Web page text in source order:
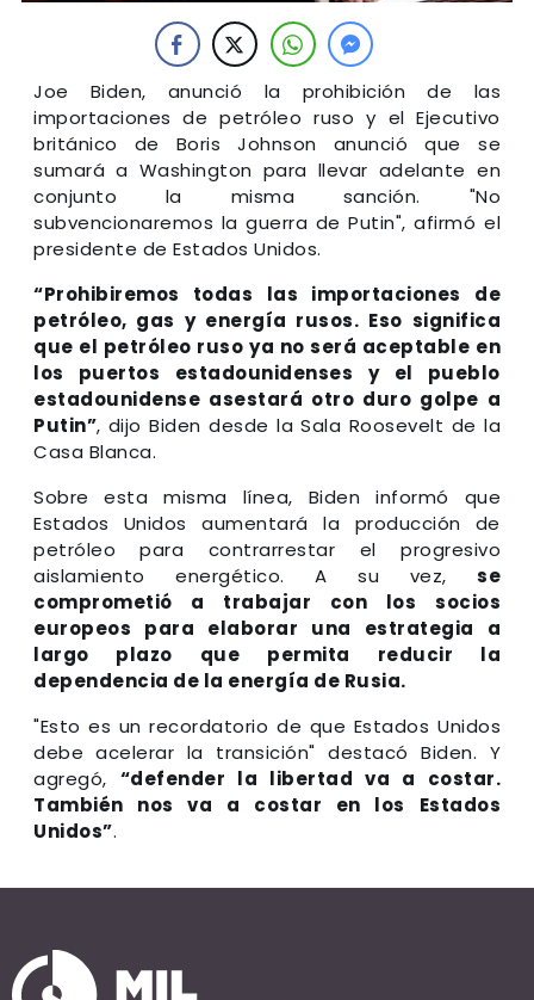
Joe Biden, anunció la prohibición de las
importaciones de petróleo ruso y el Ejecutivo
británico de Boris Johnson anunció que se
sumará a Washington para llevar adelante en
conjunto la misma sanción. "No
subvencionaremos la guerra de Putin", afirmó el
presidente de Estados Unidos.
“Prohibiremos todas las importaciones de
petróleo, gas y energía rusos. Eso significa
que el petróleo ruso ya no será aceptable en
los puertos estadounidenses y el pueblo
estadounidense asestará otro duro golpe a
Putin”, dijo Biden desde la Sala Roosevelt de la
Casa Blanca.
Sobre esta misma línea, Biden informó que
Estados Unidos aumentará la producción de
petróleo para contrarrestar el progresivo
aislamiento energético. A su vez, se
comprometió a trabajar con los socios
europeos para elaborar una estrategia a
largo plazo que permita reducir la
dependencia de la energía de Rusia.
"Esto es un recordatorio de que Estados Unidos
debe acelerar la transición" destacó Biden. Y
agregó, “defender la libertad va a costar.
También nos va a costar en los Estados
Unidos”.